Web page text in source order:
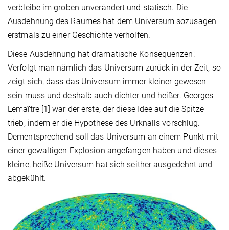
verbleibe im groben unverändert und statisch. Die
Ausdehnung des Raumes hat dem Universum sozusagen
erstmals zu einer Geschichte verholfen.
Diese Ausdehnung hat dramatische Konsequenzen:
Verfolgt man nämlich das Universum zurück in der Zeit, so
zeigt sich, dass das Universum immer kleiner gewesen
sein muss und deshalb auch dichter und heißer. Georges
Lemaître [1] war der erste, der diese Idee auf die Spitze
trieb, indem er die Hypothese des Urknalls vorschlug.
Dementsprechend soll das Universum an einem Punkt mit
einer gewaltigen Explosion angefangen haben und dieses
kleine, heiße Universum hat sich seither ausgedehnt und
abgekühlt.